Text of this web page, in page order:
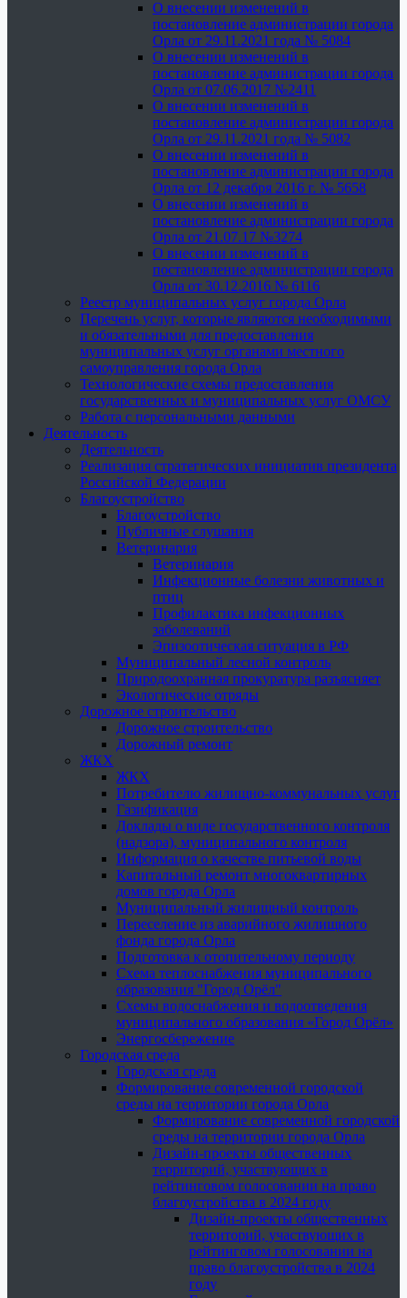
О внесении изменений в
постановление администрации города
Орла от 29.11.2021 года № 5084
О внесении изменений в
постановление администрации города
Орла от 07.06.2017 №2411
О внесении изменений в
постановление администрации города
Орла от 29.11.2021 года № 5082
О внесении изменений в
постановление администрации города
Орла от 12 декабря 2016 г. № 5658
О внесении изменений в
постановление администрации города
Орла от 21.07.17 №3274
О внесении изменений в
постановление администрации города
Орла от 30.12.2016 № 6116
Реестр муниципальных услуг города Орла
Перечень услуг, которые являются необходимыми
и обязательными для предоставления
муниципальных услуг органами местного
самоуправления города Орла
Технологические схемы предоставления
государственных и муниципальных услуг ОМСУ
Работа с персональными данными
Деятельность
Деятельность
Реализация стратегических инициатив президента
Российской Федерации
Благоустройство
Благоустройство
Публичные слушания
Ветеринария
Ветеринария
Инфекционные болезни животных и
птиц
Профилактика инфекционных
заболеваний
Эпизоотическая ситуация в РФ
Муниципальный лесной контроль
Природоохранная прокуратура разъясняет
Экологические отряды
Дорожное строительство
Дорожное строительство
Дорожный ремонт
ЖКХ
ЖКХ
Потребителю жилищно-коммунальных услуг
Газификация
Доклады о виде государственного контроля
(надзора), муниципального контроля
Информация о качестве питьевой воды
Капитальный ремонт многоквартирных
домов города Орла
Муниципальный жилищный контроль
Переселение из аварийного жилищного
фонда города Орла
Подготовка к отопительному периоду
Схема теплоснабжения муниципального
образования "Город Орёл"
Схемы водоснабжения и водоотведения
муниципального образования «Город Орёл»
Энергосбережение
Городская среда
Городская среда
Формирование современной городской
среды на территории города Орла
Формирование современной городской
среды на территории города Орла
Дизайн-проекты общественных
территорий, участвующих в
рейтинговом голосовании на право
благоустройства в 2024 году
Дизайн-проекты общественных
территорий, участвующих в
рейтинговом голосовании на
право благоустройства в 2024
году